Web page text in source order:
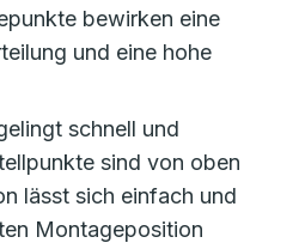
bewirken eine
und eine hohe
schnell und
sind von oben
lässt sich einfach und
Montageposition